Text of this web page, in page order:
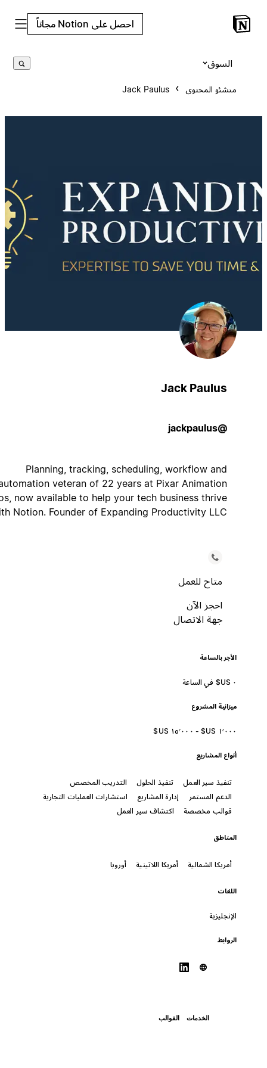
احصل على Notion مجاناً
منشئو المحتوى Jack Paulus
Jack Paulus
Planning, tracking, scheduling, workflow and
automation veteran of 22 years at Pixar Animation
Studios, now available to help your tech business thrive
with Notion. Founder of Expanding Productivity LLC.
متاح للعمل
احجز الآن
جهة الاتصال
الأجر بالساعة
ميزانية المشروع
أنواع المشاريع
تنفيذ سير العمل تنفيذ الحلول
التدريب المخصص
الدعم المستمر
إدارة المشاريع
استشارات العمليات التجارية
قوالب مخصصة
اكتشاف سير العمل
أمريكا الشمالية أمريكا اللاتينية أوروبا
الإنجليزية
القوالب